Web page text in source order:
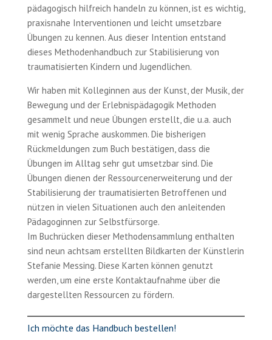
pädagogisch hilfreich handeln zu können, ist es wichtig,
praxisnahe Interventionen und leicht umsetzbare
Übungen zu kennen. Aus dieser Intention entstand
dieses Methodenhandbuch zur Stabilisierung von
traumatisierten Kindern und Jugendlichen.
Wir haben mit Kolleginnen aus der Kunst, der Musik, der
Bewegung und der Erlebnispädagogik Methoden
gesammelt und neue Übungen erstellt, die u.a. auch
mit wenig Sprache auskommen. Die bisherigen
Rückmeldungen zum Buch bestätigen, dass die
Übungen im Alltag sehr gut umsetzbar sind. Die
Übungen dienen der Ressourcenerweiterung und der
Stabilisierung der traumatisierten Betroffenen und
nützen in vielen Situationen auch den anleitenden
Pädagoginnen zur Selbstfürsorge.
Im Buchrücken dieser Methodensammlung enthalten
sind neun achtsam erstellten Bildkarten der Künstlerin
Stefanie Messing. Diese Karten können genutzt
werden, um eine erste Kontaktaufnahme über die
dargestellten Ressourcen zu fördern.
Ich möchte das Handbuch bestellen!